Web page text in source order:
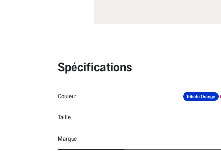
Spécifications
Couleur Tribute Orange
Taille
Marque